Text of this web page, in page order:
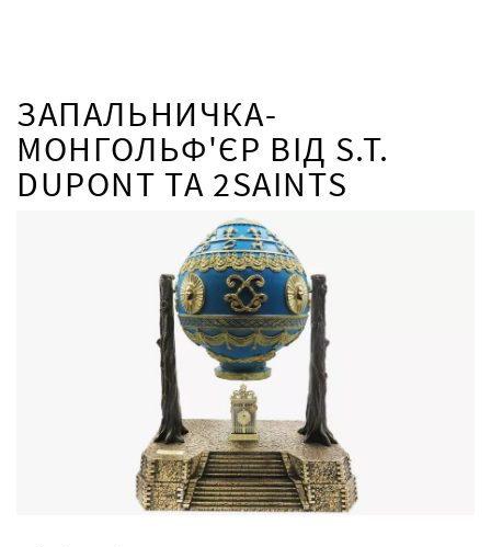
ЗАПАЛЬНИЧКА-
МОНГОЛЬФ'ЄР ВІД S.T.
DUPONT ТА 2SAINTS